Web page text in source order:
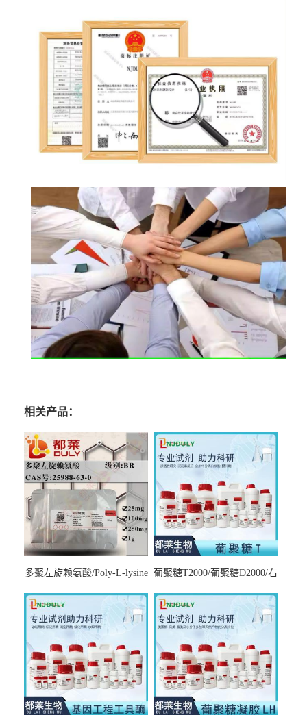
相关产品：
多聚左旋赖氨酸/Poly-L-lysine
7000，分子量7000-15000，分
子量2万～4万，分子量3～7
万，分子量7～15万，分子量
15～30万
葡聚糖T2000/葡聚糖D2000/右